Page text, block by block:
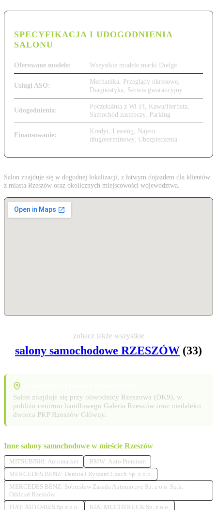
SPECYFIKACJA I UDOGODNIENIA
SALONU
Oferowane modele: Wszystkie modele marki Dodge
Usługi ASO:
Mechanika, Przeglądy okresowe,
Diagnostyka, Serwis gwarancyjny
Udogodnienia:
Poczekalnia z Wi-Fi, Kawa/Herbata,
Samochód zastępczy, Parking
Finansowanie:
Kredyt, Leasing, Najem
długoterminowy, Ubezpieczenia
Salon znajduje się w dogodnej lokalizacji, z łatwym dojazdem dla klientów
z miasta Rzeszów oraz okolicznych miejscowości województwa.
zobacz także wszystkie
salony samochodowe RZESZÓW (33)
Salon znajduje się przy obwodnicy Rzeszowa (DK9), w
pobliżu centrum handlowego Galeria Rzeszów oraz niedaleko
dworca PKP Rzeszów Główny.
Inne salony samochodowe w mieście Rzeszów
MITSUBISHI: Automarket
BMW: Auto Premium
MERCEDES BENZ: Danuta i Ryszard Czach Sp. z o.o.
MERCEDES BENZ: Sobiesław Zasada Automotive Sp. z o.o. Sp.k. -
Oddział Rzeszów
FIAT: AUTO-RES Sp z o.o.
KIA: MULTITRUCK Sp. z o.o.